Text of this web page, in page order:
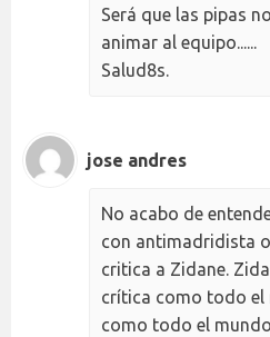
Será que las pipas
animar al equipo......
Salud8s.
jose andres
No acabo de
con antimadridista
critica a Zidane.
crítica como todo el
como todo el